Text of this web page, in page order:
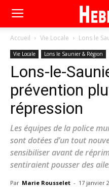
Accueil Vie Locale Lons le
Vie Locale Lons le Saunier & Région
Lons-le-
prévention
répression
Les équipes de la police
sont dotées d’un tout
sensibiliser avant de
sentiraient pousser des
Par Marie Rousselet - 17 janvier